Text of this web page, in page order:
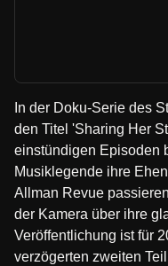
In der Doku-Serie des
den Titel 'Sharing Her
einstündigen Episoden
Musiklegende ihre
Allman Revue
der Kamera über ihre
Veröffentlichung ist für
verzögerten zweiten